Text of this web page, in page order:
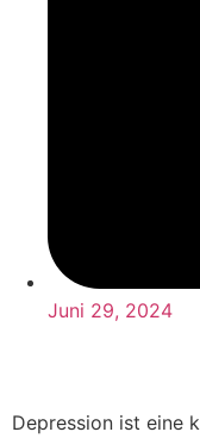
Juni 29, 2024
Depression ist eine